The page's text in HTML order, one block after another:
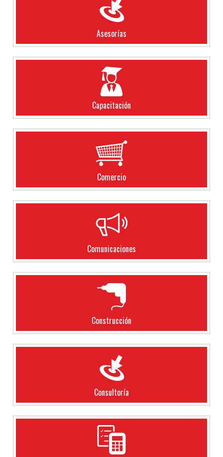
Asesorías
Capacitación
Comercio
Comunicaciones
Construcción
Consultoría